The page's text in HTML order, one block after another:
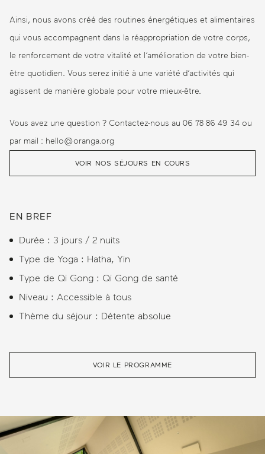
Ainsi, nous avons créé des routines énergétiques et alimentaires
qui vous accompagnent dans la réappropriation de votre corps,
le renforcement de votre vitalité et l’amélioration de votre bien-
être quotidien. Vous serez initié à une variété d’activités qui
agissent de manière globale pour votre mieux-être.
Vous avez une question ? Contactez-nous au 06 78 86 49 34 ou
par mail : hello@oranga.org
VOIR NOS SÉJOURS EN COURS
EN BREF
Durée : 3 jours / 2 nuits
Type de Yoga : Hatha, Yin
Type de Qi Gong : Qi Gong de santé
Niveau : Accessible à tous
Thème du séjour : Détente absolue
VOIR LE PROGRAMME